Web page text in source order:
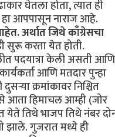
घेतला होता, त्यात ही
आपपासून नाराज आहे.
अर्थात जिथे काँग्रेसचा
सुरू करता येत होती.
पदयात्रा केली असती आणि
आणि मतदार पुन्हा
क्रमांकावर निश्चित
आता हिमाचल आम्ही (जोर
येते तिथे भाजप तिथे नंबर
झाले. गुजरात मध्ये ही